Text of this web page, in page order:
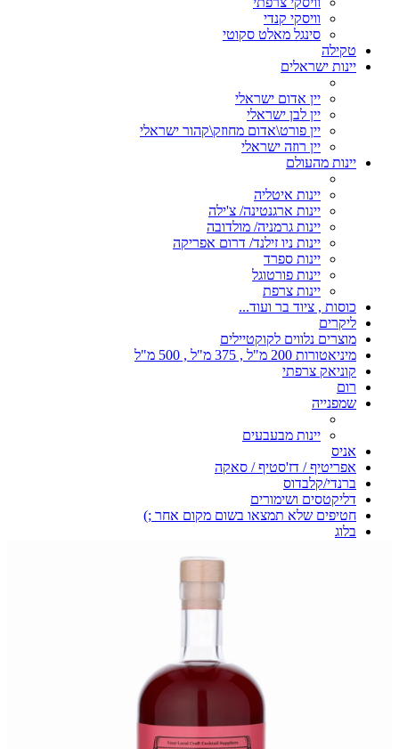
וויסקי קנדי
סינגל מאלט סקוטי
טקילה
יינות ישראלים
יין אדום ישראלי
יין לבן ישראלי
יין פורט\אדום מחוזק\קהור ישראלי
יין רוזה ישראלי
יינות מהעולם
יינות איטליה
יינות ארגנטינה/ צ'ילה
יינות גרמניה/ מולדובה
יינות ניו זילנד/ דרום אפריקה
יינות ספרד
יינות פורטוגל
יינות צרפת
כוסות , ציוד בר ועוד...
ליקרים
מוצרים נלווים לקוקטיילים
מיניאטורות 200 מ"ל , 375 מ"ל , 500 מ"ל
קוניאק צרפתי
רום
שמפנייה
יינות מבעבעים
אניס
אפריטיף / דז'סטיף / סאקה
ברנדי/קלבדוס
דליקטסים ושימורים
חטיפים שלא תמצאו בשום מקום אחר ;)
בלוג